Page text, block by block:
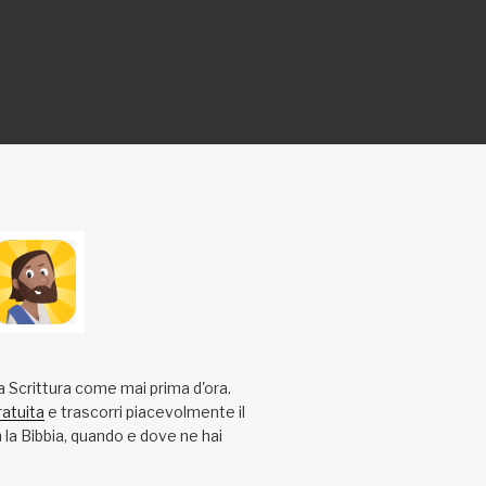
Scrittura come mai prima d'ora.
e trascorri piacevolmente il
Bibbia, quando e dove ne hai